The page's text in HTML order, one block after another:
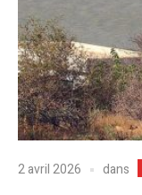
2 avril 2026 dans